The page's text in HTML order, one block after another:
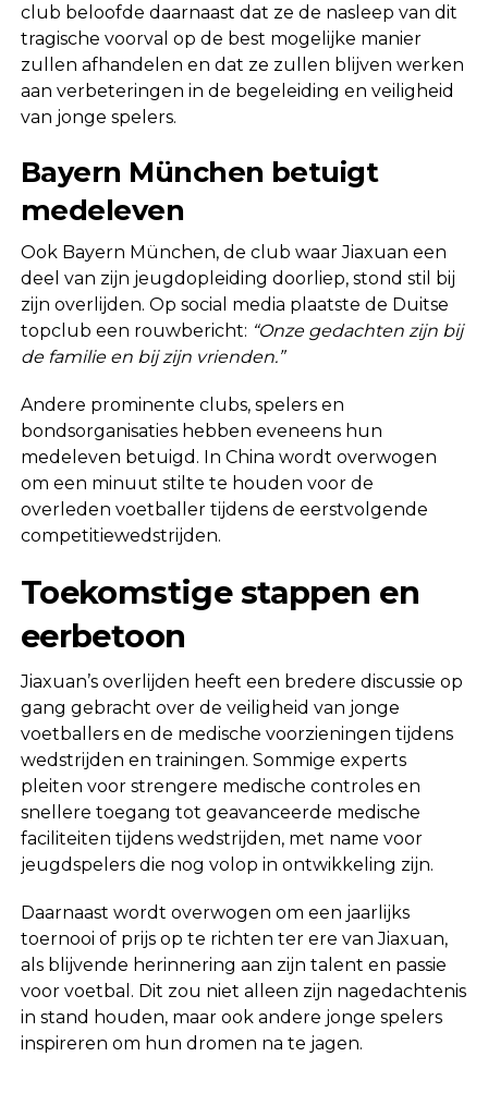
club beloofde daarnaast dat ze de nasleep van dit
tragische voorval op de best mogelijke manier
zullen afhandelen en dat ze zullen blijven werken
aan verbeteringen in de begeleiding en veiligheid
van jonge spelers.
Bayern München betuigt
medeleven
Ook Bayern München, de club waar Jiaxuan een
deel van zijn jeugdopleiding doorliep, stond stil bij
zijn overlijden. Op social media plaatste de Duitse
topclub een rouwbericht: “Onze gedachten zijn bij
de familie en bij zijn vrienden.”
Andere prominente clubs, spelers en
bondsorganisaties hebben eveneens hun
medeleven betuigd. In China wordt overwogen
om een minuut stilte te houden voor de
overleden voetballer tijdens de eerstvolgende
competitiewedstrijden.
Toekomstige stappen en
eerbetoon
Jiaxuan’s overlijden heeft een bredere discussie op
gang gebracht over de veiligheid van jonge
voetballers en de medische voorzieningen tijdens
wedstrijden en trainingen. Sommige experts
pleiten voor strengere medische controles en
snellere toegang tot geavanceerde medische
faciliteiten tijdens wedstrijden, met name voor
jeugdspelers die nog volop in ontwikkeling zijn.
Daarnaast wordt overwogen om een jaarlijks
toernooi of prijs op te richten ter ere van Jiaxuan,
als blijvende herinnering aan zijn talent en passie
voor voetbal. Dit zou niet alleen zijn nagedachtenis
in stand houden, maar ook andere jonge spelers
inspireren om hun dromen na te jagen.